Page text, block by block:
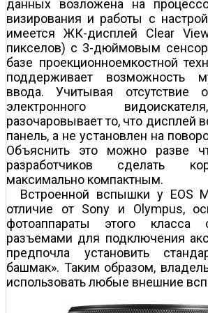
данных возложена на
визирования и работы с
имеется ЖК-дисплей Clear
пикселов) с 3-дюймовым
базе проекционно­емкостной
поддерживает возможность
ввода. Учитывая отсутствие
электронного
разочаровывает то, что дисплей
панель, а не установлен на
Объяснить это можно разве
разработчиков сделать
максимально компактным.
Встроенной вспышки у EOS
отличие от Sony и Olympus,
фотоаппараты этого класса
разъемами для подключения
предпочла установить
башмак». Таким образом,
использовать любые внешние